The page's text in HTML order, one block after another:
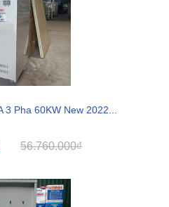
Pha 60KW New 2022...
56.760.000₫